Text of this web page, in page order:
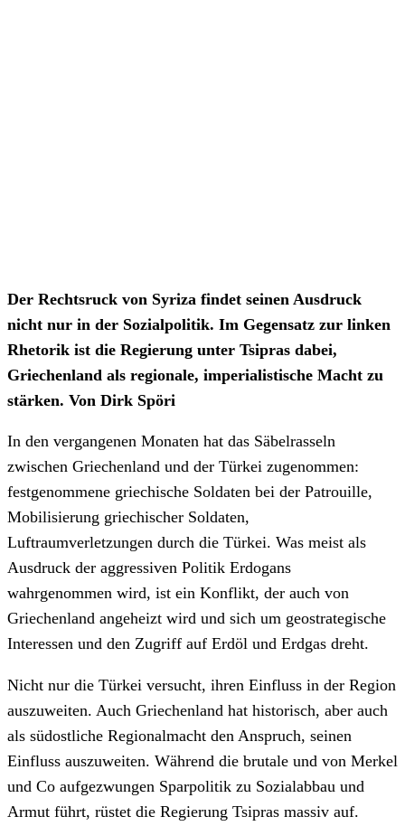
Der Rechtsruck von Syriza findet seinen Ausdruck
nicht nur in der Sozialpolitik. Im Gegensatz zur linken
Rhetorik ist die Regierung unter Tsipras dabei,
Griechenland als regionale, imperialistische Macht zu
stärken. Von Dirk Spöri
In den vergangenen Monaten hat das Säbelrasseln
zwischen Griechenland und der Türkei zugenommen:
festgenommene griechische Soldaten bei der Patrouille,
Mobilisierung griechischer Soldaten,
Luftraumverletzungen durch die Türkei. Was meist als
Ausdruck der aggressiven Politik Erdogans
wahrgenommen wird, ist ein Konflikt, der auch von
Griechenland angeheizt wird und sich um geostrategische
Interessen und den Zugriff auf Erdöl und Erdgas dreht.
Nicht nur die Türkei versucht, ihren Einfluss in der Region
auszuweiten. Auch Griechenland hat historisch, aber auch
als südostliche Regionalmacht den Anspruch, seinen
Einfluss auszuweiten. Während die brutale und von Merkel
und Co aufgezwungen Sparpolitik zu Sozialabbau und
Armut führt, rüstet die Regierung Tsipras massiv auf.